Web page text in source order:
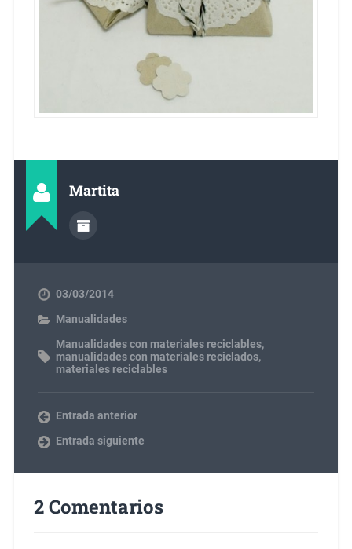
Martita
03/03/2014
Manualidades
Manualidades con materiales reciclables,
manualidades con materiales reciclados,
materiales reciclables
Entrada anterior
Entrada siguiente
2 Comentarios